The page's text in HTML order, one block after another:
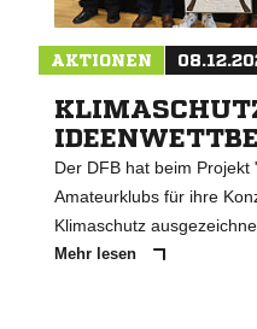
AKTIONEN
Der DFB hat beim Projekt
Amateurklubs für ihre
Klimaschutz
Mehr lesen